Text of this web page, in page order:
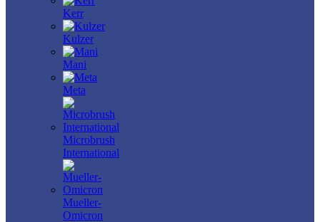
Kerr
Kulzer
Mani
Meta
Microbrush
International
Mueller-
Omicron